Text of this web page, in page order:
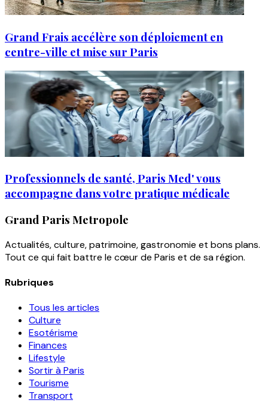
Grand Frais accélère son déploiement en
centre-ville et mise sur Paris
Professionnels de santé, Paris Med' vous
accompagne dans votre pratique médicale
Grand Paris Metropole
Actualités, culture, patrimoine, gastronomie et bons plans.
Tout ce qui fait battre le cœur de Paris et de sa région.
Rubriques
Tous les articles
Culture
Esotérisme
Finances
Lifestyle
Sortir à Paris
Tourisme
Transport